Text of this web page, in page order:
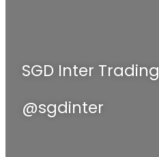
SGD Inter Trading
@sgdinter